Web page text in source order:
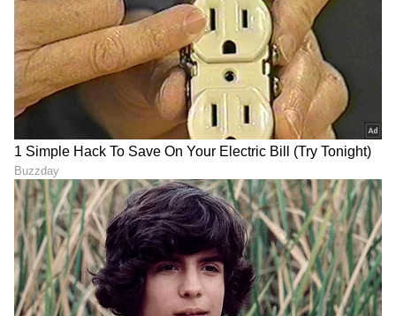
ಅಗತ್ಯವಿದ್ದರೆ ಲೈನಿಂಗ್ ಹಾಕಿಸೋದು ಒಳ್ಳೇದು.
LATEST VIDEOS
ಆರೋಗ್ಯ, ಸೌಂದರ್ಯ, ಫಿಟ್‌ನೆಸ್,ಕಿಚನ್ ಟಿಪ್ಸ್‌,